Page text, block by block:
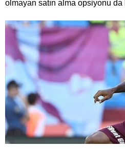
olmayan satın alma opsiyonu da